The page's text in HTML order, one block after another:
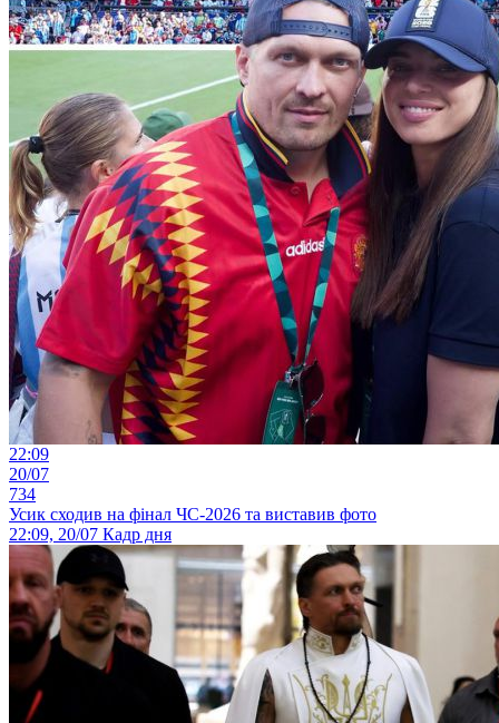
22:09
20/07
734
Усик сходив на фінал ЧС-2026 та виставив фото
22:09, 20/07 Кадр дня